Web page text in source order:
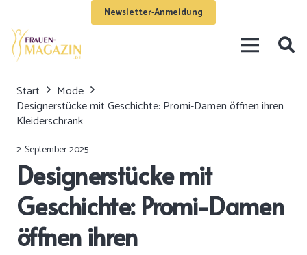
Newsletter-Anmeldung
Start
Mode
Designerstücke mit Geschichte: Promi-Damen öffnen ihren
Kleiderschrank
2. September 2025
Designerstücke mit
Geschichte: Promi-Damen
öffnen ihren